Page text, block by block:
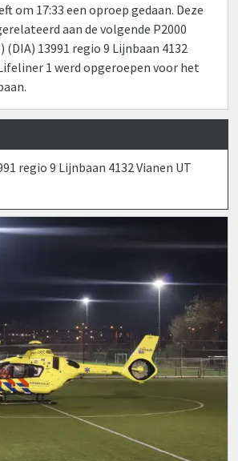
om 17:33 een oproep gedaan. Deze
aan de volgende P2000
(DIA) 13991 regio 9 Lijnbaan 4132
1 werd opgeroepen voor het
regio 9 Lijnbaan 4132 Vianen UT